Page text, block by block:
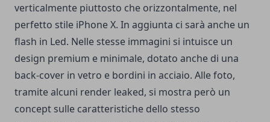
verticalmente piuttosto che orizzontalmente, nel
perfetto stile iPhone X. In aggiunta ci sarà anche un
flash in Led. Nelle stesse immagini si intuisce un
design premium e minimale, dotato anche di una
back-cover in vetro e bordini in acciaio. Alle foto,
tramite alcuni render leaked, si mostra però un
concept sulle caratteristiche dello stesso